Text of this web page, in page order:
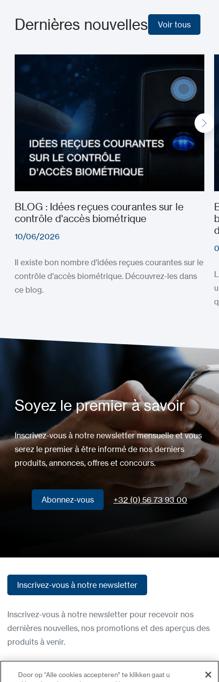
Dernières nouvelles Voir tous
BLOG : Idées reçues courantes sur le
contrôle d'accès biométrique
10/06/2026
Il existe bon nombre d'idées reçues courantes sur le
contrôle d'accès biométrique. Découvrez-les dans
ce blog.
Soyez le premier à savoir
Inscrivez-vous à notre newsletter mensuelle et vous
serez le premier à être informé de nos derniers
produits, annonces, offres et concours.
Abonnez-vous +32 (0) 56 73 93 00
Inscrivez-vous à notre newsletter
Inscrivez-vous à notre newsletter pour recevoir nos
dernières nouvelles, nos promotions et des aperçus des
produits à venir.
Condititions d'utilisation
Door op “Alle cookies accepteren” te klikken gaat u